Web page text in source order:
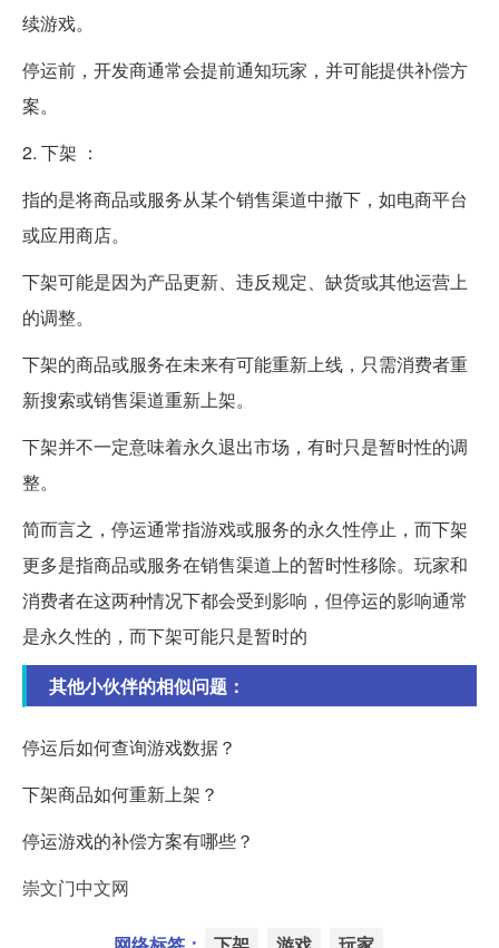
续游戏。
停运前，开发商通常会提前通知玩家，并可能提供补偿方
案。
2. 下架 ：
指的是将商品或服务从某个销售渠道中撤下，如电商平台
或应用商店。
下架可能是因为产品更新、违反规定、缺货或其他运营上
的调整。
下架的商品或服务在未来有可能重新上线，只需消费者重
新搜索或销售渠道重新上架。
下架并不一定意味着永久退出市场，有时只是暂时性的调
整。
简而言之，停运通常指游戏或服务的永久性停止，而下架
更多是指商品或服务在销售渠道上的暂时性移除。玩家和
消费者在这两种情况下都会受到影响，但停运的影响通常
是永久性的，而下架可能只是暂时的
其他小伙伴的相似问题：
停运后如何查询游戏数据？
下架商品如何重新上架？
停运游戏的补偿方案有哪些？
崇文门中文网